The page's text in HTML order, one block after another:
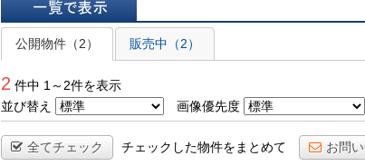
一覧で表示
公開物件（2）
販売中（2）
2 件中 1～2件を表示
並び替え
画像優先度
全てチェック チェックした物件をまとめて お問